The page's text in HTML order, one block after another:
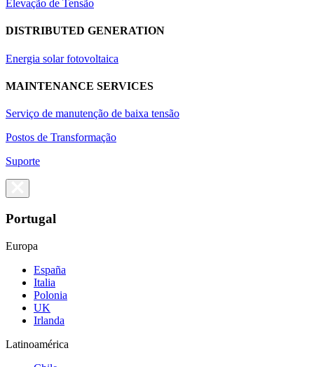
Elevação de Tensão
DISTRIBUTED GENERATION
Energia solar fotovoltaica
MAINTENANCE SERVICES
Serviço de manutenção de baixa tensão
Postos de Transformação
Suporte
Portugal
Europa
España
Italia
Polonia
UK
Irlanda
Latinoamérica